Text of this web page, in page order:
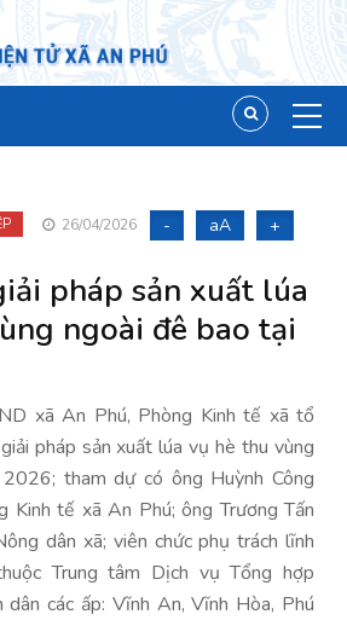
26/04/2026 - aA +
pháp sản xuất lúa
ngoài đê bao tại
xã An Phú, Phòng Kinh tế xã tổ
pháp sản xuất lúa vụ hè thu vùng
tham dự có ông Huỳnh Công
Kinh tế xã An Phú; ông Trương Tấn
dân xã; viên chức phụ trách lĩnh
Trung tâm Dịch vụ Tổng hợp
dân các ấp: Vĩnh An, Vĩnh Hòa, Phú